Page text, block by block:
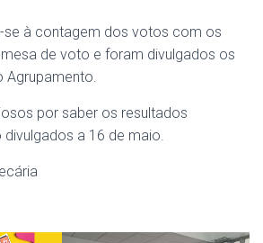
se à contagem dos votos com os
de voto e foram divulgados os
Agrupamento.
por saber os resultados
divulgados a 16 de maio.